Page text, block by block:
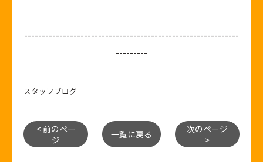
-------------------------------------------------------------
---------
スタッフブログ
< 前のペー
ジ
一覧に戻る
次のページ
>